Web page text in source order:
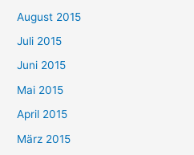
August 2015
Juli 2015
Juni 2015
Mai 2015
April 2015
März 2015